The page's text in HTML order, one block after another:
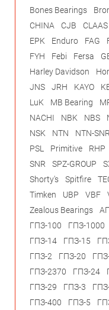
Bones Bearings
CHINA
CJB CLAAS
EPK
Enduro FAG
FYH
Febi Fersa
Harley Davidson
JNS
JRH KAYO
LuK
MB Bearing
NACHI
NBK NBS
NSK
NTN NTN-SNR
PSL
Primitive RHP
SNR
SPZ-GROUP
Shorty's
Spitfire
Timken
UBP VBF
Zealous Bearings
ГПЗ-100
ГПЗ-1000
ГПЗ-14
ГПЗ-15
ГПЗ-2
ГПЗ-20
ГПЗ-2370
ГПЗ-24
ГПЗ-29
ГПЗ-3
ГПЗ-400
ГПЗ-5